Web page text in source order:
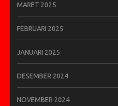
MARET 2025
FEBRUARI 2025
JANUARI 2025
DESEMBER 2024
NOVEMBER 2024